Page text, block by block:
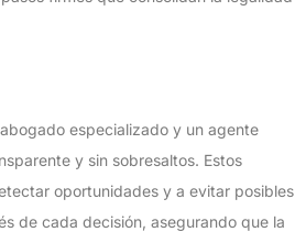
especializado y un agente
y sin sobresaltos. Estos
oportunidades y a evitar posibles
de cada decisión, asegurando que la